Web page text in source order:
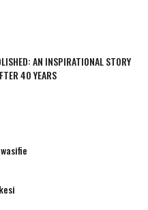
AN INSPIRATIONAL STORY
40 YEARS